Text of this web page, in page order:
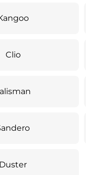
Clio
Duster